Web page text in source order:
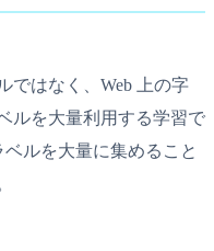
ではなく、Web 上の字
ルを大量利用する学習で
ルを大量に集めること